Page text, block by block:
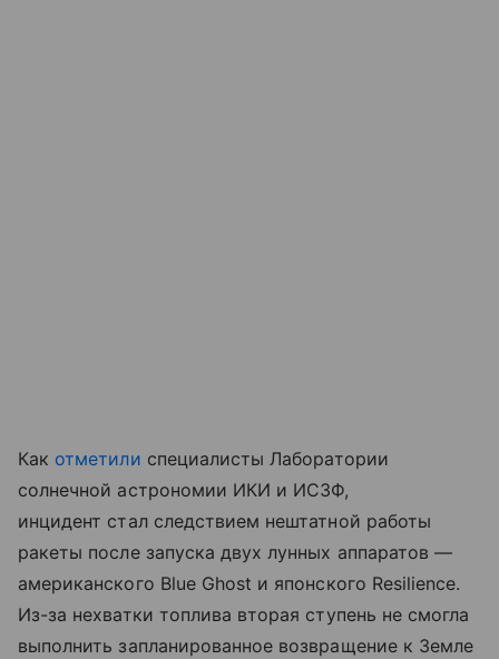
Как отметили специалисты Лаборатории
солнечной астрономии ИКИ и ИСЗФ,
инцидент стал следствием нештатной работы
ракеты после запуска двух лунных аппаратов —
американского Blue Ghost и японского Resilience.
Из-за нехватки топлива вторая ступень не смогла
выполнить запланированное возвращение к Земле